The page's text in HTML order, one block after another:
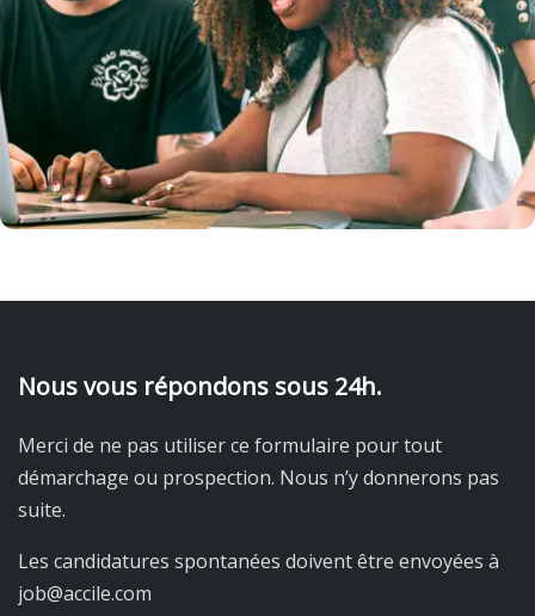
Nous vous répondons sous 24h.
Merci de ne pas utiliser ce formulaire pour tout
démarchage ou prospection. Nous n’y donnerons pas
suite.
Les candidatures spontanées doivent être envoyées à
job@accile.com